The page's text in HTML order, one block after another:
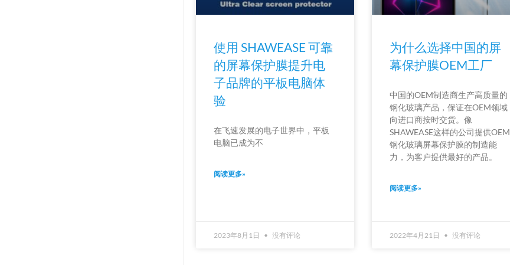
使用 SHAWEASE 可靠
的屏幕保护膜提升电
子品牌的平板电脑体
验
在飞速发展的电子世界中，平板
电脑已成为不
阅读更多»
2023年8月1日 没有评论
为什么选择中国的屏
幕保护膜OEM工厂
中国的OEM制造商生产高质量的
钢化玻璃产品，保证在OEM领域
向进口商按时交货。像
SHAWEASE这样的公司提供OEM
钢化玻璃屏幕保护膜的制造能
力，为客户提供最好的产品。
阅读更多»
2022年4月21日 没有评论